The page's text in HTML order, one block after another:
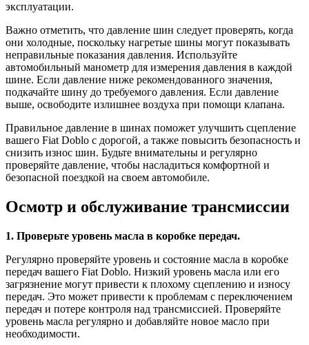
эксплуатации.
Важно отметить, что давление шин следует проверять, когда
они холодные, поскольку нагретые шины могут показывать
неправильные показания давления. Используйте
автомобильный манометр для измерения давления в каждой
шине. Если давление ниже рекомендованного значения,
подкачайте шину до требуемого давления. Если давление
выше, освободите излишнее воздуха при помощи клапана.
Правильное давление в шинах поможет улучшить сцепление
вашего Fiat Doblo с дорогой, а также повысить безопасность и
снизить износ шин. Будьте внимательны и регулярно
проверяйте давление, чтобы насладиться комфортной и
безопасной поездкой на своем автомобиле.
Осмотр и обслуживание трансмиссии
1. Проверьте уровень масла в коробке передач.
Регулярно проверяйте уровень и состояние масла в коробке
передач вашего Fiat Doblo. Низкий уровень масла или его
загрязнение могут привести к плохому сцеплению и износу
передач. Это может привести к проблемам с переключением
передач и потере контроля над трансмиссией. Проверяйте
уровень масла регулярно и добавляйте новое масло при
необходимости.